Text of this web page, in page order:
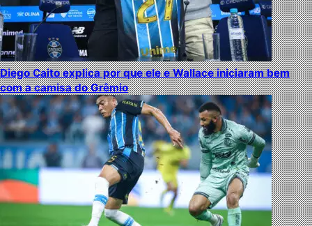
Diego Caito explica por que ele e Wallace iniciaram bem
com a camisa do Grêmio